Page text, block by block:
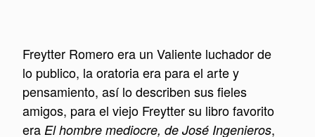
Freytter Romero era un Valiente luchador de
lo publico, la oratoria era para el arte y
pensamiento, así lo describen sus fieles
amigos, para el viejo Freytter su libro favorito
era El hombre mediocre, de José Ingenieros,